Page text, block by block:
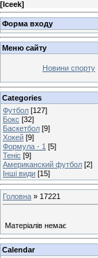
[Iceek]
Форма входу
Меню сайту
Новини спорту
Categories
Футбол [127]
Бокс [32]
Баскетбол [9]
Хокей [9]
Формула - 1 [5]
Теніс [9]
Американский футбол [2]
Інші види [15]
Головна » 17221
Матеріалів немає
Calendar